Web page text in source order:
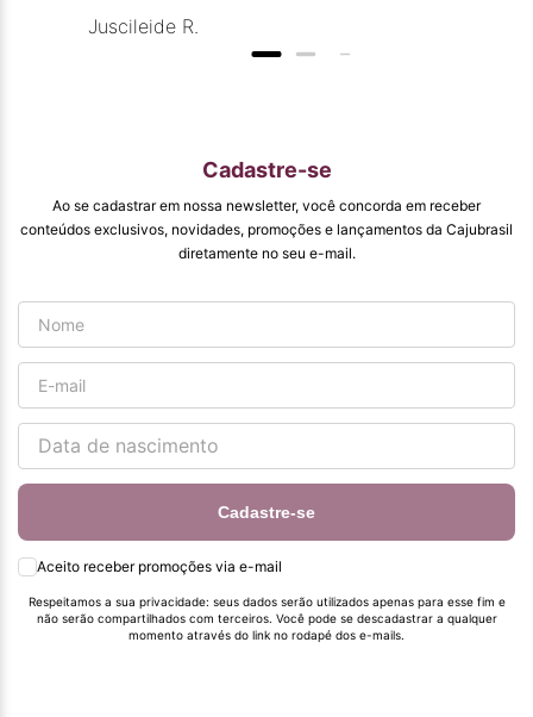
promocionais de
qualidade que vcs
entregam. Parabéns
#
pormaiscampanhaspromorcionais.
Juscileide R.
Cadastre-se
Ao se cadastrar em nossa newsletter, você concorda em receber
conteúdos exclusivos, novidades, promoções e lançamentos da Cajubrasil
diretamente no seu e-mail.
Cadastre-se
Aceito receber promoções via e-mail
Respeitamos a sua privacidade: seus dados serão utilizados apenas para esse fim e
não serão compartilhados com terceiros. Você pode se descadastrar a qualquer
momento através do link no rodapé dos e-mails.